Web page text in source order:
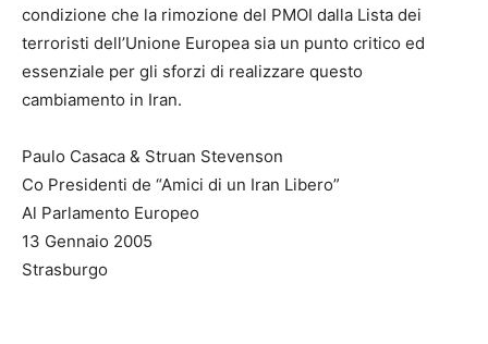
condizione che la rimozione del PMOI dalla Lista dei
terroristi dell’Unione Europea sia un punto critico ed
essenziale per gli sforzi di realizzare questo
cambiamento in Iran.
Paulo Casaca & Struan Stevenson
Co Presidenti de “Amici di un Iran Libero”
Al Parlamento Europeo
13 Gennaio 2005
Strasburgo